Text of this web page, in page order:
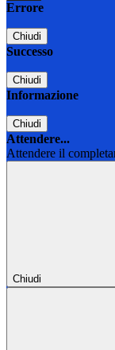
Errore
Chiudi
Successo
Chiudi
Informazione
Chiudi
Attendere...
Attendere il
Chiudi